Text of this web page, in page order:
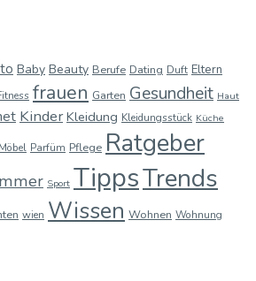
Baby Beauty Berufe Dating Duft Eltern
frauen Garten Gesundheit Haut
Kinder Kleidung Kleidungsstück Küche
Möbel Parfüm Pflege Ratgeber
Sport TippsTrends
wien Wissen Wohnen Wohnung